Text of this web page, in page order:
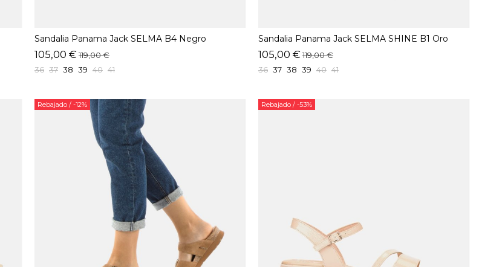
Sandalia Panama Jack SELMA B4 Negro
105,00 € 119,00 €
36 37 38 39 40 41
Sandalia Panama Jack SELMA SHINE B1 Oro
105,00 € 119,00 €
36 37 38 39 40 41
Rebajado / -12% Rebajado / -53%